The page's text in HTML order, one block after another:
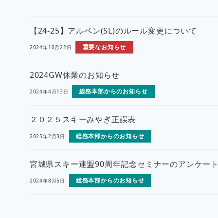
【24-25】アルペン(SL)のルール変更について
2024年10月22日 重要なお知らせ
2024GW休業のお知らせ
2024年4月13日 総務本部からのお知らせ
２０２５スキーみやぎ正誤表
2025年2月3日 総務本部からのお知らせ
宮城県スキー連盟90周年記念セミナーのアンケー
2024年8月5日 総務本部からのお知らせ